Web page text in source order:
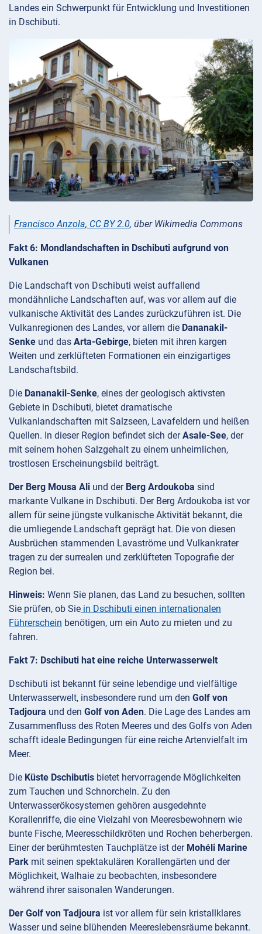
Landes ein Schwerpunkt für Entwicklung und Investitionen
in Dschibuti.
Francisco Anzola, CC BY 2.0, über Wikimedia Commons
Fakt 6: Mondlandschaften in Dschibuti aufgrund von
Vulkanen
Die Landschaft von Dschibuti weist auffallend
mondähnliche Landschaften auf, was vor allem auf die
vulkanische Aktivität des Landes zurückzuführen ist. Die
Vulkanregionen des Landes, vor allem die Dananakil-
Senke und das Arta-Gebirge, bieten mit ihren kargen
Weiten und zerklüfteten Formationen ein einzigartiges
Landschaftsbild.
Die Dananakil-Senke, eines der geologisch aktivsten
Gebiete in Dschibuti, bietet dramatische
Vulkanlandschaften mit Salzseen, Lavafeldern und heißen
Quellen. In dieser Region befindet sich derAsale-See, der
mit seinem hohen Salzgehalt zu einem unheimlichen,
trostlosen Erscheinungsbild beiträgt.
Der Berg Mousa Ali und der Berg Ardoukoba sind
markante Vulkane in Dschibuti. Der Berg Ardoukoba ist vor
allem für seine jüngste vulkanische Aktivität bekannt, die
die umliegende Landschaft geprägt hat. Die von diesen
Ausbrüchen stammenden Lavaströme und Vulkankrater
tragen zu der surrealen und zerklüfteten Topografie der
Region bei.
Hinweis: Wenn Sie planen, das Land zu besuchen, sollten
Sie prüfen, ob Sie in Dschibuti einen internationalen
Führerschein benötigen, um ein Auto zu mieten und zu
fahren.
Fakt 7: Dschibuti hat eine reiche Unterwasserwelt
Dschibuti ist bekannt für seine lebendige und vielfältige
Unterwasserwelt, insbesondere rund um den Golf von
Tadjoura und den Golf von Aden. Die Lage des Landes am
Zusammenfluss des Roten Meeres und des Golfs von Aden
schafft ideale Bedingungen für eine reiche Artenvielfalt im
Meer.
Die Küste Dschibutis bietet hervorragende Möglichkeiten
zum Tauchen und Schnorcheln. Zu den
Unterwasserökosystemen gehören ausgedehnte
Korallenriffe, die eine Vielzahl von Meeresbewohnern wie
bunte Fische, Meeresschildkröten und Rochen beherbergen.
Einer der berühmtesten Tauchplätze ist der Mohéli Marine
Park mit seinen spektakulären Korallengärten und der
Möglichkeit, Walhaie zu beobachten, insbesondere
während ihrer saisonalen Wanderungen.
Der Golf von Tadjoura ist vor allem für sein kristallklares
Wasser und seine blühenden Meereslebensräume bekannt.